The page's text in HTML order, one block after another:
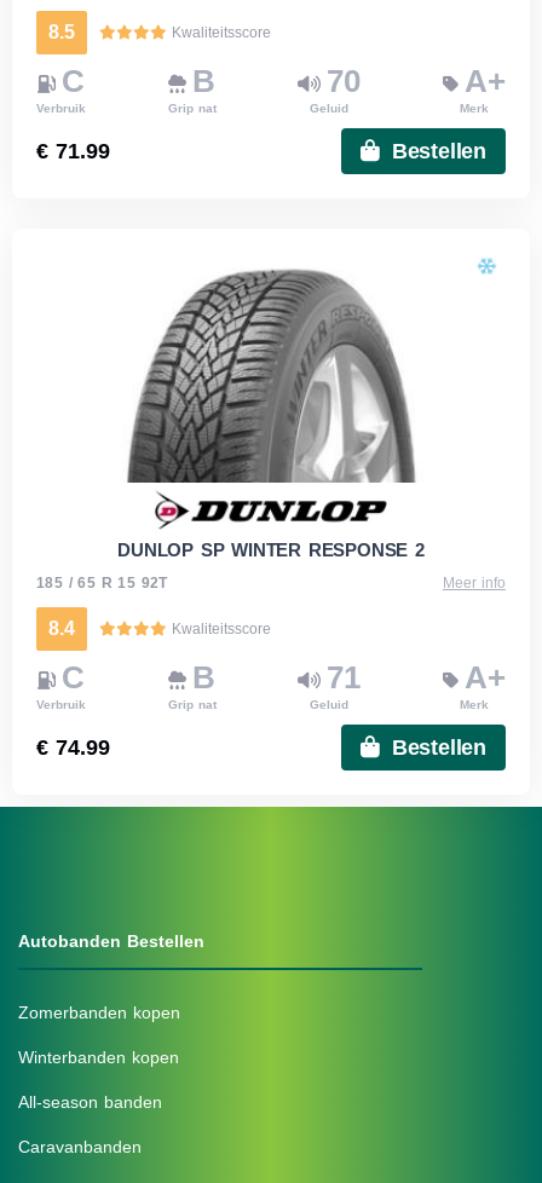
8.5 Kwaliteitsscore
C
Verbruik
B
Grip nat
70
Geluid
A+
Merk
€ 71.99 Bestellen
DUNLOP SP WINTER RESPONSE 2
185 / 65 R 15 92T Meer info
8.4 Kwaliteitsscore
C
Verbruik
B
Grip nat
71
Geluid
A+
Merk
€ 74.99 Bestellen
Autobanden Bestellen
Zomerbanden kopen
Winterbanden kopen
All-season banden
Caravanbanden